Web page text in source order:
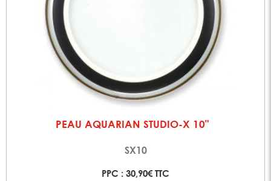
PEAU AQUARIAN STUDIO-X 10"
SX10
PPC : 30,90€ TTC